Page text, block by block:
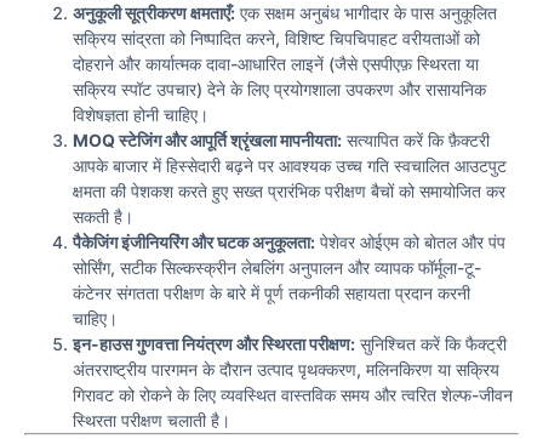
अनुकूली सूत्रीकरण क्षमताएँ: एक सक्षम अनुबंध भागीदार के पास अनुकूलित
सक्रिय सांद्रता को निष्पादित करने, विशिष्ट चिपचिपाहट वरीयताओं को
दोहराने और कार्यात्मक दावा-आधारित लाइनें (जैसे एसपीएफ़ स्थिरता या
सक्रिय स्पॉट उपचार) देने के लिए प्रयोगशाला उपकरण और रासायनिक
विशेषज्ञता होनी चाहिए।
MOQ स्टेजिंग और आपूर्ति श्रृंखला मापनीयता: सत्यापित करें कि फ़ैक्टरी
आपके बाजार में हिस्सेदारी बढ़ने पर आवश्यक उच्च गति स्वचालित आउटपुट
क्षमता की पेशकश करते हुए सख्त प्रारंभिक परीक्षण बैचों को समायोजित कर
सकती है।
पैकेजिंग इंजीनियरिंग और घटक अनुकूलता: पेशेवर ओईएम को बोतल और पंप
सोर्सिंग, सटीक सिल्कस्क्रीन लेबलिंग अनुपालन और व्यापक फॉर्मूला-टू-
कंटेनर संगतता परीक्षण के बारे में पूर्ण तकनीकी सहायता प्रदान करनी
चाहिए।
इन-हाउस गुणवत्ता नियंत्रण और स्थिरता परीक्षण: सुनिश्चित करें कि फैक्ट्री
अंतरराष्ट्रीय पारगमन के दौरान उत्पाद पृथक्करण, मलिनकिरण या सक्रिय
गिरावट को रोकने के लिए व्यवस्थित वास्तविक समय और त्वरित शेल्फ-जीवन
स्थिरता परीक्षण चलाती है।